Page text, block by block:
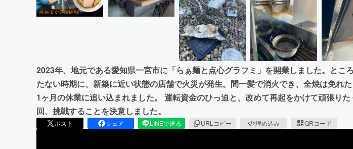
2023年、地元である愛知県一宮市に「らぁ麺と点心グラフミ」を開業しました。とこ
たない時期に、新築に近い状態の店舗で火災が発生。間一髪で消火でき、全焼は免れた
1ヶ月の休業に追い込まれました。 運転資金のひっ迫と、改めて再起をかけて頑張りた
回、挑戦することを決意しました。
ポスト シェア LINEで送る URLコピー 埋め込み QRコード